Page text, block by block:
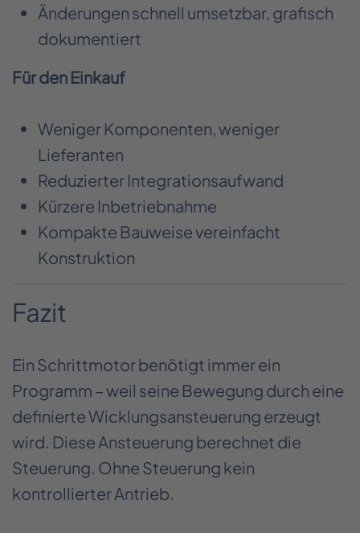
Änderungen schnell umsetzbar, grafisch
dokumentiert
Für den Einkauf
Weniger Komponenten, weniger
Lieferanten
Reduzierter Integrationsaufwand
Kürzere Inbetriebnahme
Kompakte Bauweise vereinfacht
Konstruktion
Fazit
Ein Schrittmotor benötigt immer ein
Programm – weil seine Bewegung durch eine
definierte Wicklungsansteuerung erzeugt
wird. Diese Ansteuerung berechnet die
Steuerung. Ohne Steuerung kein
kontrollierter Antrieb.